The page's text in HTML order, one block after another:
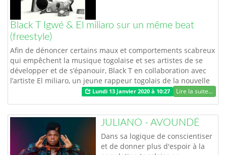
Black T Igwé & El miliaro sur un même beat
(freestyle)
Afin de dénoncer certains maux et comportements scabreux
qui empêchent la musique togolaise et ses artistes de se
développer et de s’épanouir, Black T en collaboration avec
l’artiste El miliaro, un jeune rappeur togolais de la nouvelle
génération sort un nouveau freestyle intitulé « AYOO ». Sur
Lire la suite...
Lundi 13 Janvier 2020 à 10:27
JULIANO - AVOUNDÉ
Dans sa logique de conscientiser
et de donner plus d'espoir à la